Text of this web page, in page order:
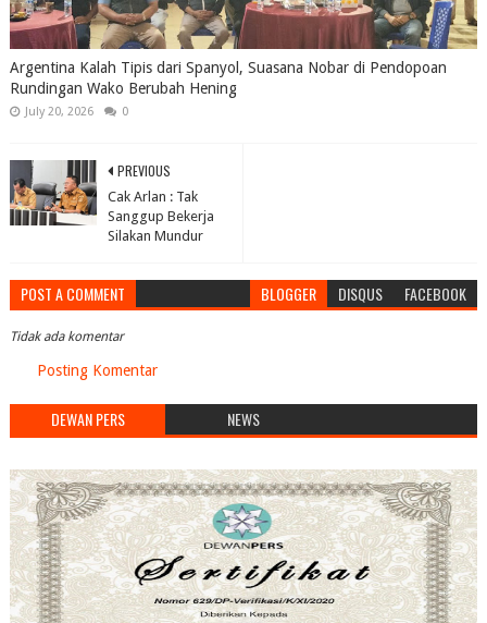
Argentina Kalah Tipis dari Spanyol, Suasana Nobar di Pendopoan
Rundingan Wako Berubah Hening
July 20, 2026 0
PREVIOUS
Cak Arlan : Tak
Sanggup Bekerja
Silakan Mundur
POST A COMMENT BLOGGER DISQUS FACEBOOK
Tidak ada komentar
Posting Komentar
DEWAN PERS NEWS